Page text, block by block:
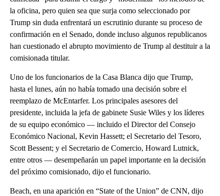
la oficina, pero quien sea que surja como seleccionado por
Trump sin duda enfrentará un escrutinio durante su proceso de
confirmación en el Senado, donde incluso algunos republicanos
han cuestionado el abrupto movimiento de Trump al destituir a la
comisionada titular.
Uno de los funcionarios de la Casa Blanca dijo que Trump,
hasta el lunes, aún no había tomado una decisión sobre el
reemplazo de McEntarfer. Los principales asesores del
presidente, incluida la jefa de gabinete Susie Wiles y los líderes
de su equipo económico — incluido el Director del Consejo
Económico Nacional, Kevin Hassett; el Secretario del Tesoro,
Scott Bessent; y el Secretario de Comercio, Howard Lutnick,
entre otros — desempeñarán un papel importante en la decisión
del próximo comisionado, dijo el funcionario.
Beach, en una aparición en “State of the Union” de CNN, dijo